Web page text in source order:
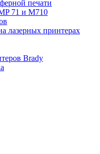
печати
71 и M710
лазерных принтерах
Brady